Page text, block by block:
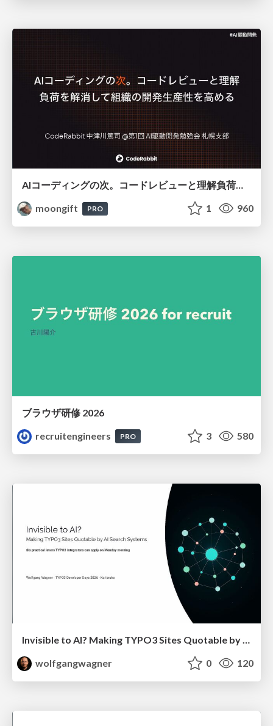
AIコーディングの次。コードレビューと理解負荷を解消して組織の開発生産性を高める
moongift
PRO 1 960
ブラウザ研修 2026
recruitengineers
PRO 3 580
Invisible to AI? Making TYPO3 Sites Quotable by AI Search Systems
wolfgangwagner
0 120